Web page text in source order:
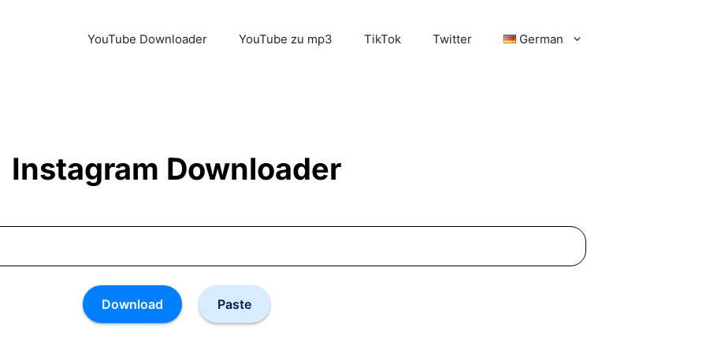
YouTube Downloader YouTube zu mp3 TikTok Twitter German
Instagram Downloader
Download Paste